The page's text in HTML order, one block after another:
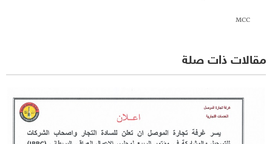
MCC
مقالات ذات صلة